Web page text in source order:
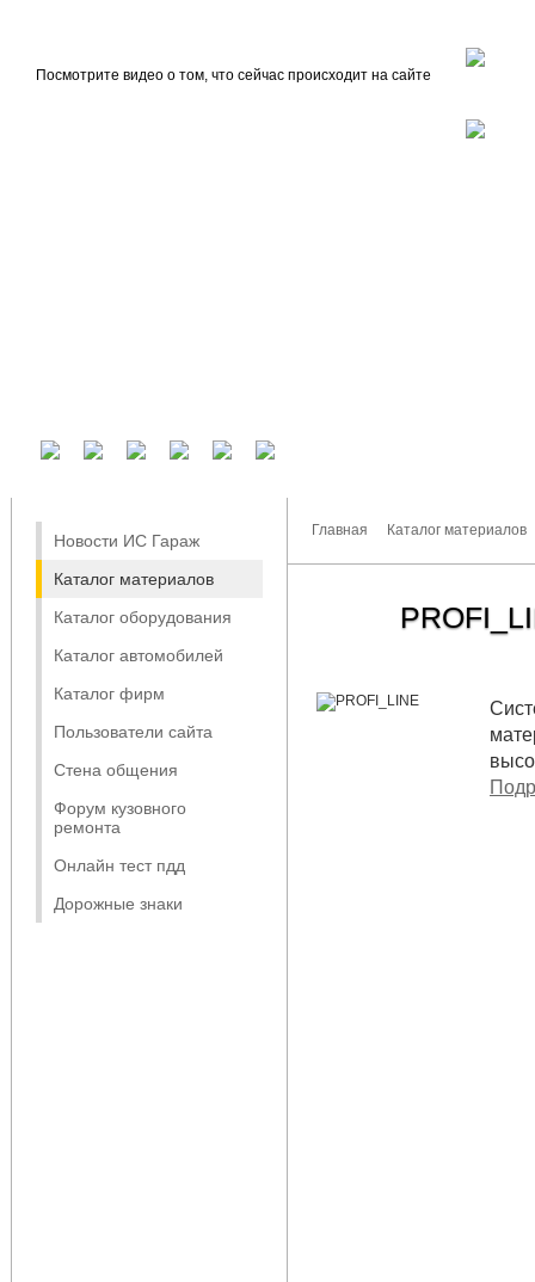
Посмотрите видео о том, что сейчас происходит на сайте
Новости ИС Гараж
Каталог материалов
Каталог оборудования
Каталог автомобилей
Каталог фирм
Пользователи сайта
Стена общения
Форум кузовного
ремонта
Онлайн тест пдд
Дорожные знаки
Главная Каталог материалов